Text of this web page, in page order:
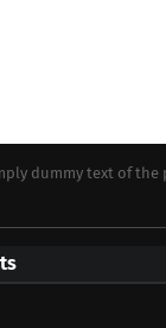
dummy text of